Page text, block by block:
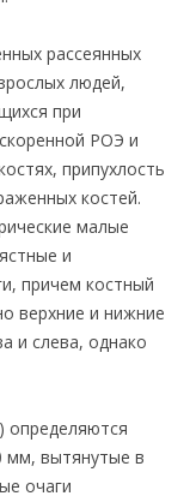
рассеянных
людей,
при
РОЭ и
припухлость
костей.
малые
и
причем костный
верхние и нижние
и слева, однако
определяются
мм, вытянутые в
очаги